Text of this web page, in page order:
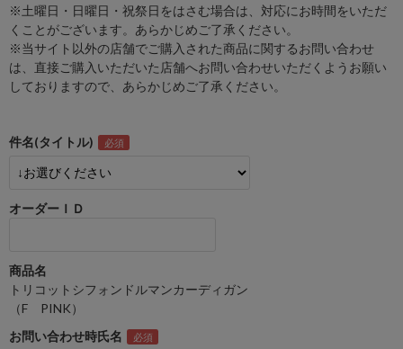
※土曜日・日曜日・祝祭日をはさむ場合は、対応にお時間をいただ
くことがございます。あらかじめご了承ください。
※当サイト以外の店舗でご購入された商品に関するお問い合わせ
は、直接ご購入いただいた店舗へお問い合わせいただくようお願い
しておりますので、あらかじめご了承ください。
件名(タイトル)
オーダーＩＤ
商品名
トリコットシフォンドルマンカーディガン
（F PINK）
お問い合わせ時氏名